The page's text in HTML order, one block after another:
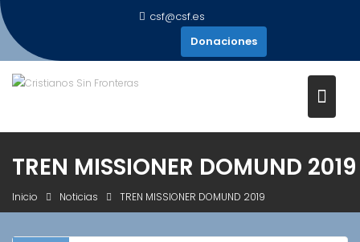
Saltar
al
contenido
csf@csf.es
Donaciones
TREN MISSIONER DOMUND 2019
Inicio Noticias TREN MISSIONER DOMUND 2019